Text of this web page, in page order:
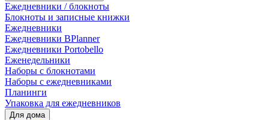
Ежедневники / блокноты
Блокноты и записные книжки
Ежедневники
Ежедневники BPlanner
Ежедневники Portobello
Еженедельники
Наборы с блокнотами
Наборы с ежедневниками
Планинги
Упаковка для ежедневников
Для дома